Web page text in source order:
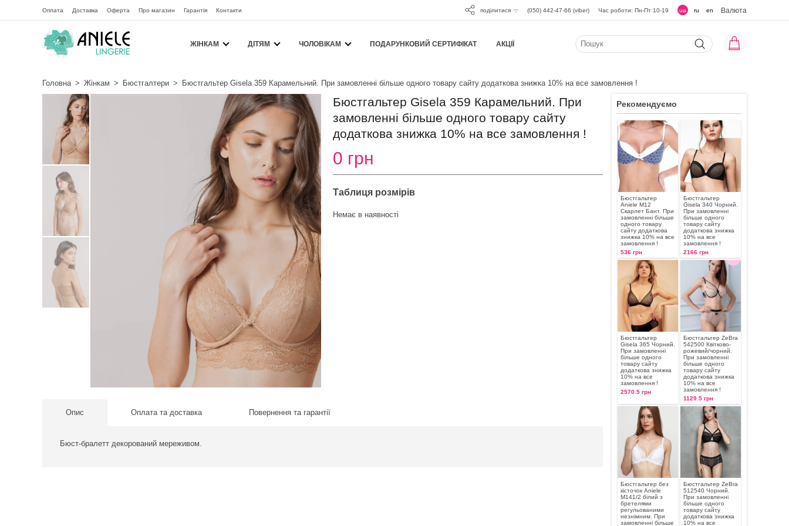
Оплата Доставка Оферта Про магазин Гарантія Контакти поділитися (050) 442-47-66 (viber) Час роботи: Пн-Пт 10-19 ua ru en Валюта
ЖІНКАМ ДІТЯМ ЧОЛОВІКАМ ПОДАРУНКОВИЙ СЕРТИФІКАТ АКЦІЇ
Головна > Жінкам > Бюстгалтери > Бюстгальтер Gisela 359 Карамельний. При замовленні більше одного товару сайту додаткова знижка 10% на все замовлення !
Бюстгальтер Gisela 359 Карамельний. При
замовленні більше одного товару сайту
додаткова знижка 10% на все замовлення !
0 грн
Таблиця розмірів
Немає в наявності
Опис Оплата та доставка Повернення та гарантії
Бюст-бралетт декорований мереживом.
Рекомендуємо
Бюстгальтер
Aniele М12
Скарлет Бант. При
замовленні більше
одного товару
сайту додаткова
знижка 10% на все
замовлення !
536 грн
Бюстгальтер
Gisela 340 Чорний.
При замовленні
більше одного
товару сайту
додаткова знижка
10% на все
замовлення !
2166 грн
Бюстгальтер
Gisela 365 Чорний.
При замовленні
більше одного
товару сайту
додаткова знижка
10% на все
замовлення !
2570.5 грн
Бюстгальтер ZeBra
542500 Квітково-
рожевий/чорний.
При замовленні
більше одного
товару сайту
додаткова знижка
10% на все
замовлення !
1129.5 грн
Бюстгальтер без
кісточок Aniele
М141/2 білий з
бретелями
регульованими
незнімним. При
замовленні більше
Бюстгальтер ZeBra
512540 Чорний.
При замовленні
більше одного
товару сайту
додаткова знижка
10% на все